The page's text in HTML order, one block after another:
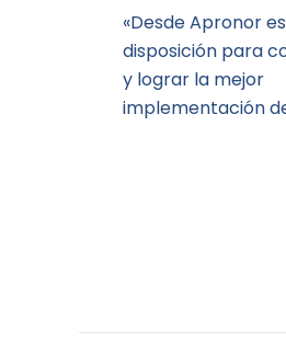
«Desde Apronor
disposición para
y lograr la mejor
implementación